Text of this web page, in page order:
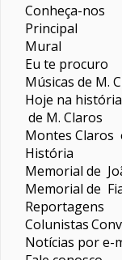
Conheça-nos
Principal
Mural
Eu te procuro
Músicas de M.
Hoje na história
de M. Claros
Montes Claros
História
Memorial de
Memorial de
Reportagens
Colunistas
Notícias por e-